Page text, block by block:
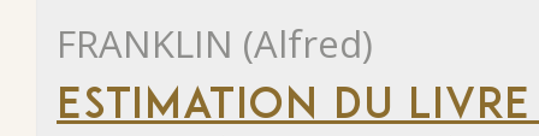
FRANKLIN (Alfred)
ESTIMATION DU